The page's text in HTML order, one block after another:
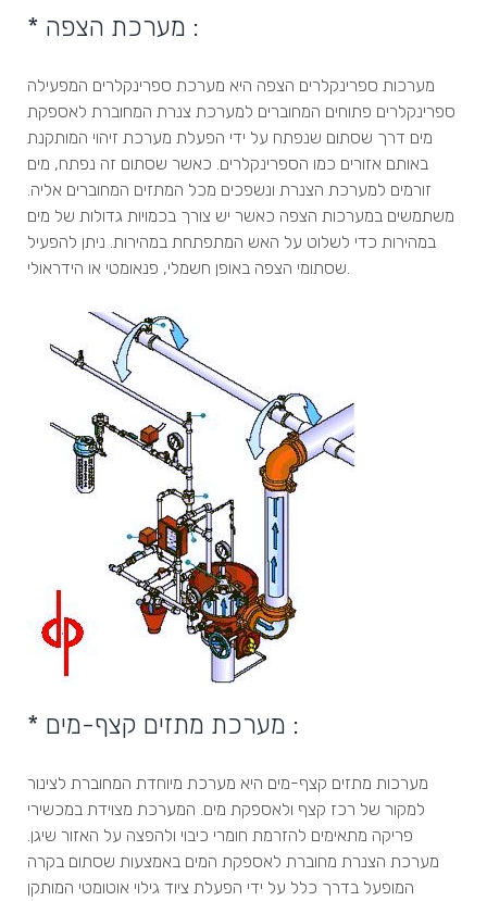
* מערכת הצפה :
מערכות ספרינקלרים הצפה היא מערכת ספרינקלרים המפעילה
ספרינקלרים פתוחים המחוברים למערכת צנרת המחוברת לאספקת
מים דרך שסתום שנפתח על ידי הפעלת מערכת זיהוי המותקנת
באותם אזורים כמו הספרינקלרים. כאשר שסתום זה נפתח, מים
זורמים למערכת הצנרת ונשפכים מכל המתזים המחוברים אליה.
משתמשים במערכות הצפה כאשר יש צורך בכמויות גדולות של מים
במהירות כדי לשלוט על האש המתפתחת במהירות. ניתן להפעיל
* מערכת מתזים קצף-מים :
מערכות מתזים קצף-מים היא מערכת מיוחדת המחוברת לצינור
למקור של רכז קצף ולאספקת מים. המערכת מצוידת במכשירי
פריקה מתאימים להזרמת חומרי כיבוי ולהפצה על האזור שיגן.
מערכת הצנרת מחוברת לאספקת המים באמצעות שסתום בקרה
המופעל בדרך כלל על ידי הפעלת ציוד גילוי אוטומטי המותקן